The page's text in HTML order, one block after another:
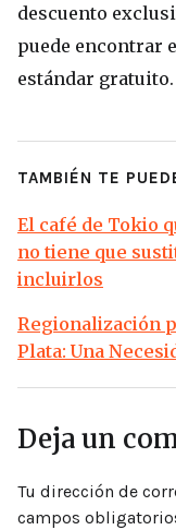
descuento
puede encontrar
estándar gratuito.
TAMBIÉN TE
El café de Tokio
no tiene que
incluirlos
Regionalización
Plata: Una
Deja un
Tu dirección de
campos